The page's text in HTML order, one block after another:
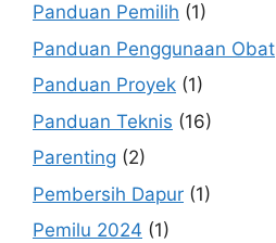
Panduan Pemilih (1)
Panduan Penggunaan Obat
Panduan Proyek (1)
Panduan Teknis (16)
Parenting (2)
Pembersih Dapur (1)
Pemilu 2024 (1)